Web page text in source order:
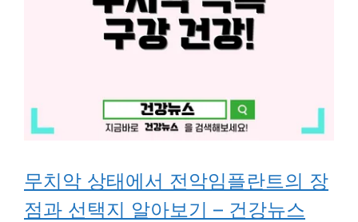
무치악 상태에서 전악임플란트의 장
점과 선택지 알아보기 – 건강뉴스